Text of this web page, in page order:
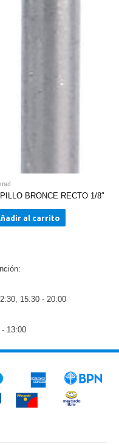
BRONCE RECTO 1/8″
al carrito
15:30 - 20:00
13:00